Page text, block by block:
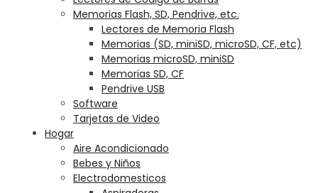
Memorias Flash, SD, Pendrive, etc.
Lectores de Memoria Flash
Memorias (SD, miniSD, microSD, CF, etc)
Memorias microSD, miniSD
Memorias SD, CF
Pendrive USB
Software
Tarjetas de Video
Hogar
Aire Acondicionado
Bebes y Niños
Electrodomesticos